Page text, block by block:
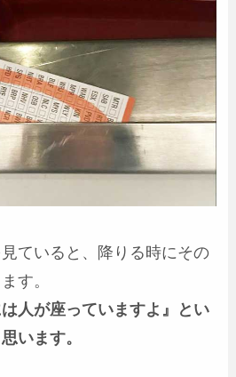
ていると、降りる時にその
す。
は人が座っていますよ』とい
います。